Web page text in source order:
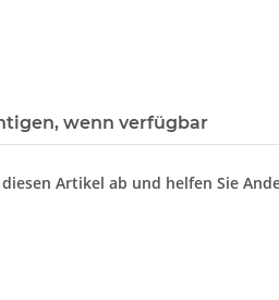
wenn verfügbar
Artikel ab und helfen Sie